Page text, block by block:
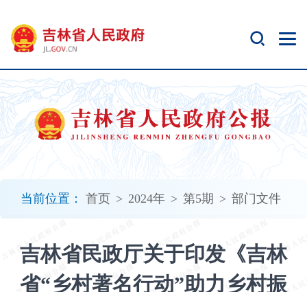
当前位置： 首页 > 2024年 > 第5期 > 部门文件
吉林省民政厅关于印发《吉林
省“乡村著名行动”助力乡村振
开
无
障
碍
说
明
Alt